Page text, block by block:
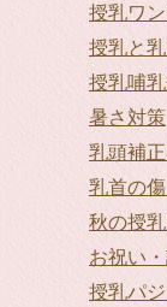
授乳ワ
授乳と
授乳哺
暑さ対策
乳頭補
乳首の
秋の授
お祝い
授乳パ